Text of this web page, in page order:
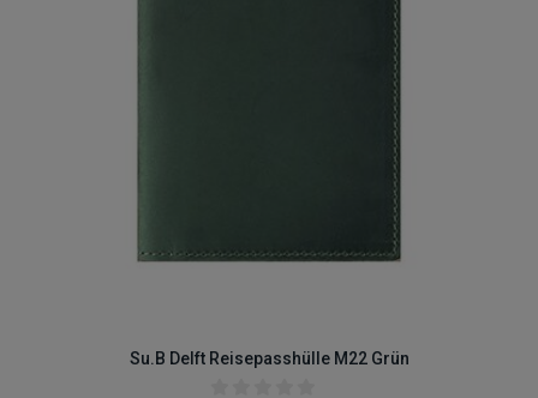
Su.B Delft Reisepasshülle M22 Grün